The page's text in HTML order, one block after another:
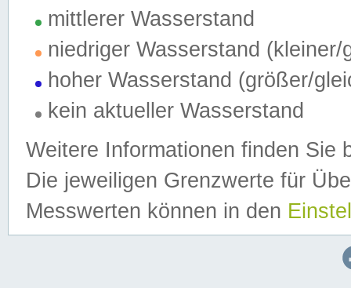
mittlerer Wasserstand
niedriger Wasserstand (kleiner/
hoher Wasserstand (größer/
kein aktueller Wasserstand
Weitere Informationen finden Sie
Die jeweiligen Grenzwerte für
Messwerten können in den